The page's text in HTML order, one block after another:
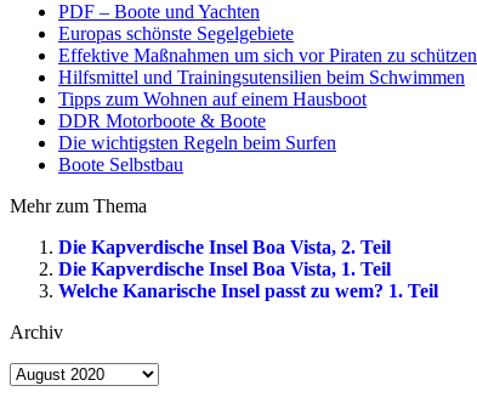
PDF – Boote und Yachten
Europas schönste Segelgebiete
Effektive Maßnahmen um sich vor Piraten zu schützen
Hilfsmittel und Trainingsutensilien beim Schwimmen
Tipps zum Wohnen auf einem Hausboot
DDR Motorboote & Boote
Die wichtigsten Regeln beim Surfen
Boote Selbstbau
Mehr zum Thema
Die Kapverdische Insel Boa Vista, 2. Teil
Die Kapverdische Insel Boa Vista, 1. Teil
Welche Kanarische Insel passt zu wem? 1. Teil
Archiv
Archiv